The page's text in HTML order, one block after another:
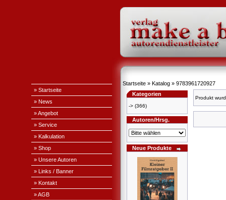
» Startseite
» News
» Angebot
» Service
» Kalkulation
» Shop
» Unsere Autoren
» Links / Banner
» Kontakt
» AGB
Startseite » Katalog » 9783961720927
Kategorien
-> (366)
Autoren/Hrsg.
Neue Produkte
Produkt